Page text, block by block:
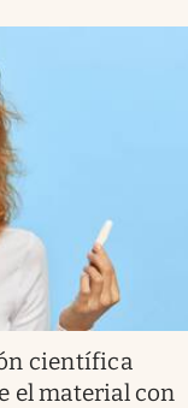
científica
el material con